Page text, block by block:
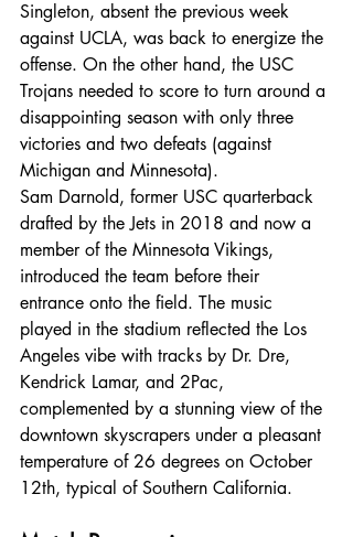
Singleton, absent the previous week
against UCLA, was back to energize the
offense. On the other hand, the USC
Trojans needed to score to turn around a
disappointing season with only three
victories and two defeats (against
Michigan and Minnesota).
Sam Darnold, former USC quarterback
drafted by the Jets in 2018 and now a
member of the Minnesota Vikings,
introduced the team before their
entrance onto the field. The music
played in the stadium reflected the Los
Angeles vibe with tracks by Dr. Dre,
Kendrick Lamar, and 2Pac,
complemented by a stunning view of the
downtown skyscrapers under a pleasant
temperature of 26 degrees on October
12th, typical of Southern California.